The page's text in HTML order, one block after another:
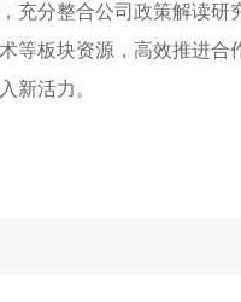
充分整合公司政策解读研
等板块资源，高效推进合
新活力。